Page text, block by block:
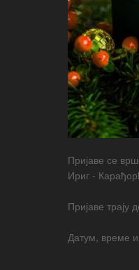
Пријаве се
Ириг -
Пријаве трају
Датум, време